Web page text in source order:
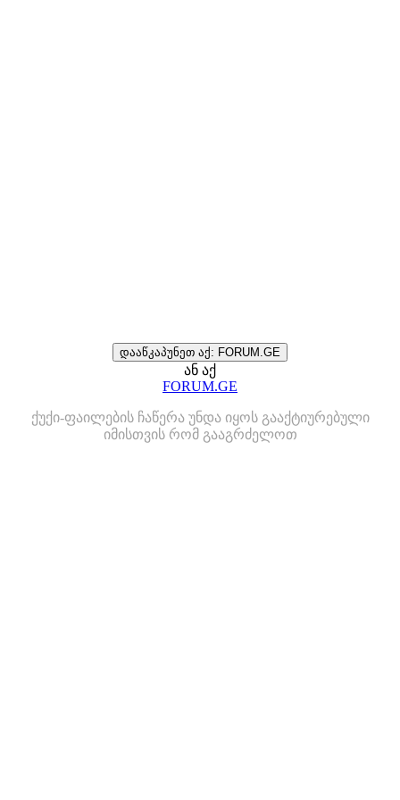
დააწკაპუნეთ აქ: FORUM.GE
ან აქ
FORUM.GE
ქუქი-ფაილების ჩაწერა უნდა იყოს გააქტიურებული
იმისთვის რომ გააგრძელოთ